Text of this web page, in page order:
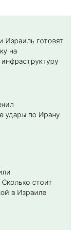
Израиль готовят
на
удары по Ирану
стоит
в Израиле